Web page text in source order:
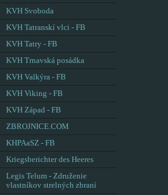
KVH Svoboda
KVH Tatranskí vlci - FB
KVH Tatry - FB
KVH Trnavská posádka
KVH Valkýra - FB
KVH Viking - FB
KVH Západ - FB
ZBROJNICE.COM
KHPAaSZ - FB
Kriegsberichter des Heeres
Legis Telum - Združenie
vlastníkov strelných zbraní